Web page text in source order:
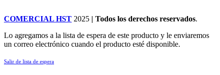
COMERCIAL HST 2025 | Todos los derechos reservados.
Lo agregamos a la lista de espera de este producto y le enviaremos
un correo electrónico cuando el producto esté disponible.
Salir de lista de espera